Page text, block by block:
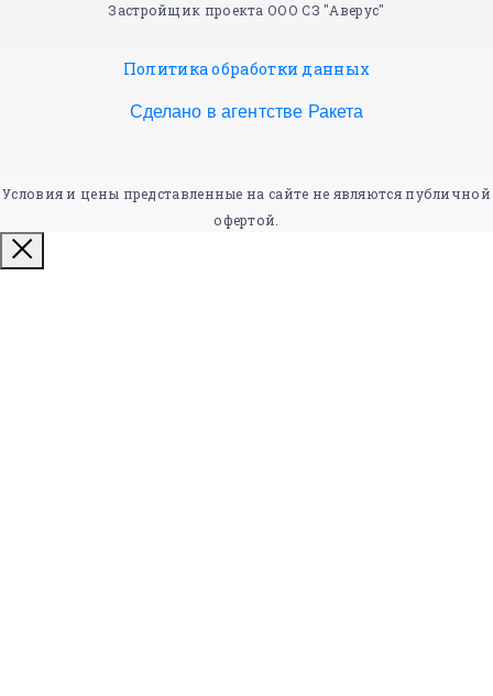
Застройщик проекта ООО СЗ "Аверус"
Политика обработки данных
Сделано в агентстве Ракета
Условия и цены представленные на сайте не являются публичной
офертой.